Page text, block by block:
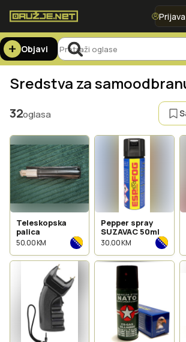
Objavi
Sredstva za
32oglasa
Teleskopska
palica
50.00 KM
Pepper spray
SUZAVAC 50ml
30.00 KM